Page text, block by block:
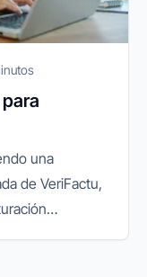
una
de VeriFactu,